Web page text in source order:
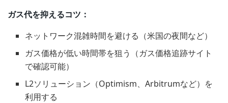
ガス代を抑えるコツ：
ネットワーク混雑時間を避ける（米国の夜間など）
ガス価格が低い時間帯を狙う（ガス価格追跡サイト
で確認可能）
L2ソリューション（Optimism、Arbitrumなど）を
利用する